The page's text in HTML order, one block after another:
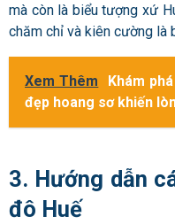
mà còn là biểu tượng xứ
chăm chỉ và kiên cường là
Xem Thêm
Khám
đẹp hoang sơ khiến
3. Hướng dẫn
đô Huế